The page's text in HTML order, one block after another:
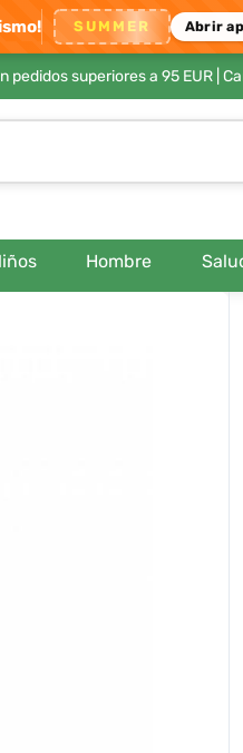
SUMMER Abrir
pedidos superiores a 95 EUR|
Hombre